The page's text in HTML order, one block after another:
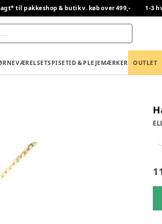
til pakkeshop & butik v. køb over 499,- 1-3
SPISETID & PLEJEMÆRKER OUTLET